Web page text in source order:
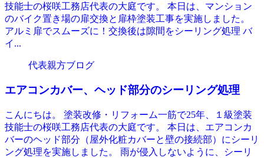
技能士の桜咲工務店代表の大庭です。 本日は、マンション
のバイク置き場の扉交換と扉枠塗装工事を実施しました。
アルミ扉でスムーズに！交換後は隙間をシーリング処理 バ
イ...
代表親方ブログ
エアコンカバー、ヘッド部分のシーリング処理
こんにちは。 塗装改修・リフォーム一筋で25年、１級塗装
技能士の桜咲工務店代表の大庭です。 本日は、エアコンカ
バーのヘッド部分（屋外化粧カバーと壁の接続部）にシーリ
ング処理を実施しました。 雨が侵入しないように、シーリ